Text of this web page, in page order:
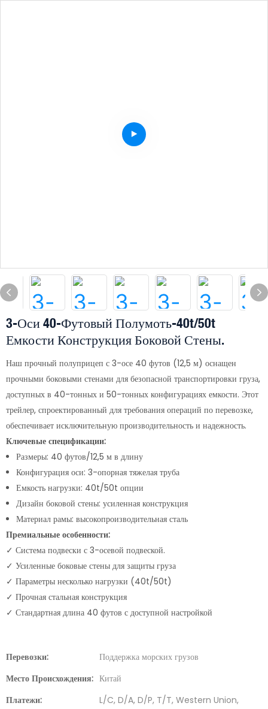
3-Оси 40-Футовый Полумоть-40t/50t
Емкости Конструкция Боковой Стены.
Наш прочный полуприцеп с 3-осе 40 футов (12,5 м) оснащен
прочными боковыми стенами для безопасной транспортировки груза,
доступных в 40-тонных и 50-тонных конфигурациях емкости. Этот
трейлер, спроектированный для требования операций по перевозке,
обеспечивает исключительную производительность и надежность.
Ключевые спецификации:
Размеры: 40 футов/12,5 м в длину
Конфигурация оси: 3-опорная тяжелая труба
Емкость нагрузки: 40t/50t опции
Дизайн боковой стены: усиленная конструкция
Материал рамы: высокопроизводительная сталь
Премиальные особенности:
✓ Система подвески с 3-осевой подвеской.
✓ Усиленные боковые стены для защиты груза
✓ Параметры несколько нагрузки (40t/50t)
✓ Прочная стальная конструкция
✓ Стандартная длина 40 футов с доступной настройкой
Перевозки:
Поддержка морских грузов
Место Происхождения: Китай
Платежи:
L/C, D/A, D/P, T/T, Western Union,